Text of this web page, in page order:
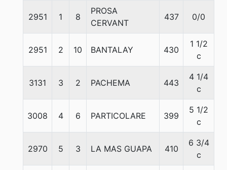
2951 1 8
PROSA
CERVANT
437 0/0
2951 2 10 BANTALAY 430
1 1/2
c
3131 3 2 PACHEMA 443
4 1/4
c
3008 4 6 PARTICOLARE 399
5 1/2
c
2970 5 3 LA MAS GUAPA 410
6 3/4
c